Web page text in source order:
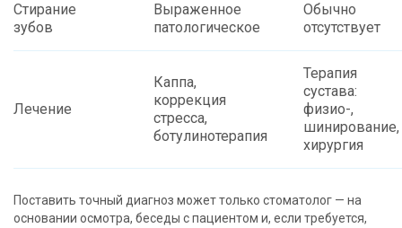
Стирание
зубов
Выраженное
патологическое
Обычно
отсутствует
Лечение
Каппа,
коррекция
стресса,
ботулинотерапия
Терапия
сустава:
физио-,
шинирование,
хирургия
Поставить точный диагноз может только стоматолог — на
основании осмотра, беседы с пациентом и, если требуется,